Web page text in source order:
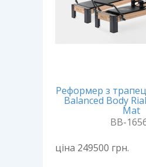
Реформер з
Balanced Body
Mat
BB-
ціна 249500 грн.